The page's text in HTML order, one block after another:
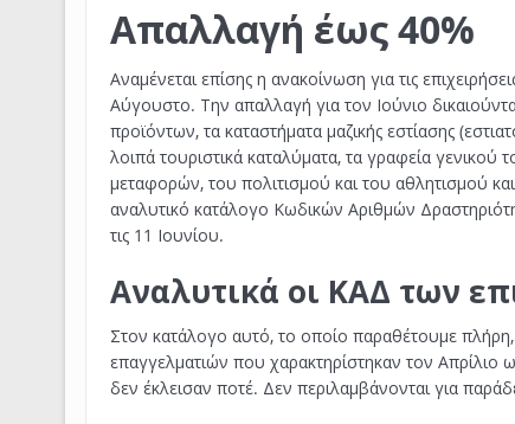
Απαλλαγή έως 40%
Αναμένεται επίσης η ανακοίνωση για τις
Αύγουστο. Την απαλλαγή για τον Ιούνιο
προϊόντων, τα καταστήματα μαζικής εστίασης
λοιπά τουριστικά καταλύματα, τα γραφεία γενικού
μεταφορών, του πολιτισμού και του αθλητισμού
αναλυτικό κατάλογο Κωδικών Αριθμών
τις 11 Ιουνίου.
Αναλυτικά οι ΚΑΔ των
Στον κατάλογο αυτό, το οποίο παραθέτουμε
επαγγελματιών που χαρακτηρίστηκαν τον
δεν έκλεισαν ποτέ. Δεν περιλαμβάνονται για